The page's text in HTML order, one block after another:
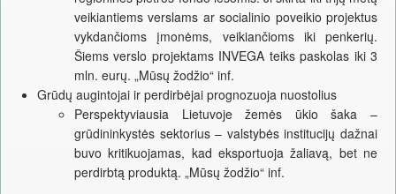
veikiantiems verslams ar socialinio poveikio projektus
vykdančioms įmonėms, veikiančioms iki penkerių.
Šiems verslo projektams INVEGA teiks paskolas iki 3
mln. eurų. „Mūsų žodžio“ inf.
Grūdų augintojai ir perdirbėjai prognozuoja nuostolius
Perspektyviausia Lietuvoje žemės ūkio šaka –
grūdininkystės sektorius – valstybės institucijų dažnai
buvo kritikuojamas, kad eksportuoja žaliavą, bet ne
perdirbtą produktą. „Mūsų žodžio“ inf.